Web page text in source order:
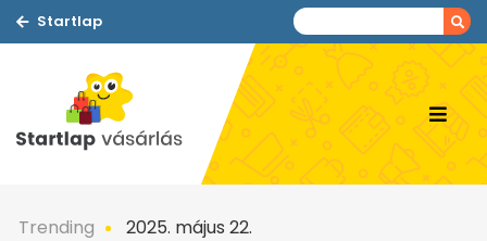
Startlap
Trending 2025. május 22.